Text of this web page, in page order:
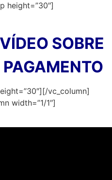
height=”30″]
SOBRE
vc_column]
width=”1/1″]